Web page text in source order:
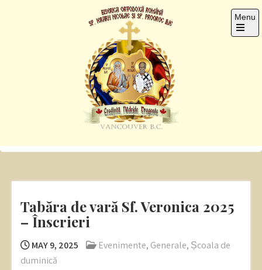
Sf. Ier. Nicolae si Pro.
Menu
Open
Tabăra de vară Sf. Veronica 2025
– Înscrieri
MAY 9, 2025 Evenimente, Generale, Școala de
duminică